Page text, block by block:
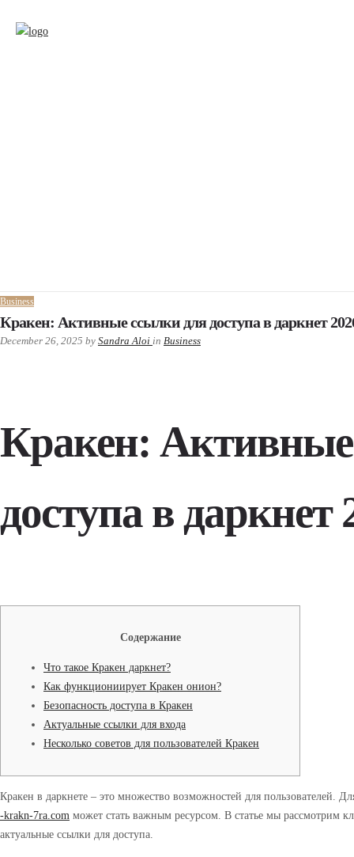
Business
Кракен: Активные ссылки для доступа в даркнет
December 26, 2025 by Sandra Aloi in Business
Кракен:
доступа в даркнет
Содержание
Что такое Кракен даркнет?
Как функциониирует Кракен онион?
Безопасность доступа в Кракен
Актуальные ссылки для входа
Несколько советов для пользователей Кракен
Кракен в даркнете – это множество возможностей для пользователей.
-krakn-7ra.com может стать важным ресурсом. В статье мы рассмотрим
актуальные ссылки для доступа.